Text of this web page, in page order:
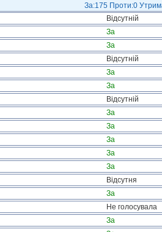
За:175 Проти:0
Відсутній
За
За
Відсутній
За
За
Відсутній
За
За
За
За
За
Відсутня
За
Не голосувала
За